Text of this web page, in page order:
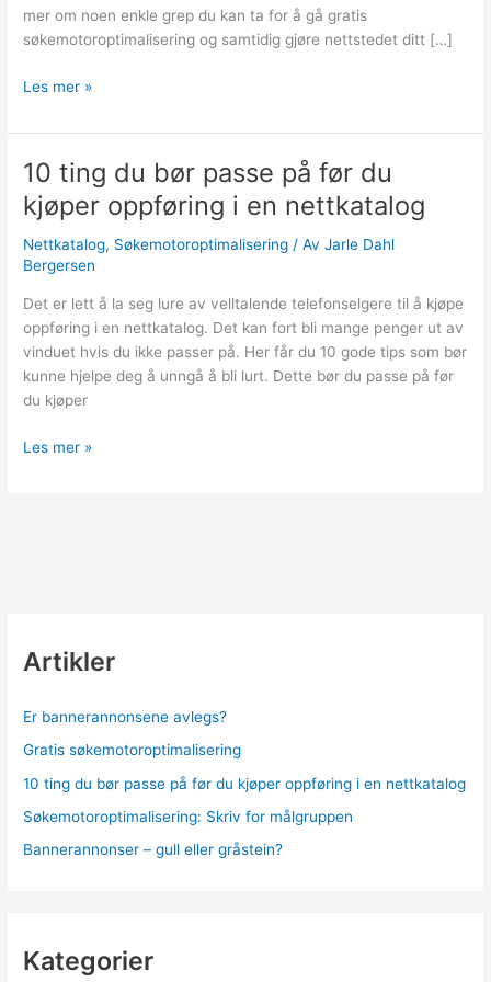
mer om noen enkle grep du kan ta for å gå gratis
søkemotoroptimalisering og samtidig gjøre nettstedet ditt […]
Gratis
Les mer »
10 ting du bør passe på før du
kjøper oppføring i en nettkatalog
Nettkatalog, Søkemotoroptimalisering / Av Jarle Dahl
Bergersen
Det er lett å la seg lure av velltalende telefonselgere til å kjøpe
oppføring i en nettkatalog. Det kan fort bli mange penger ut av
vinduet hvis du ikke passer på. Her får du 10 gode tips som bør
kunne hjelpe deg å unngå å bli lurt. Dette bør du passe på før
du kjøper
10
oppføring
en
Les mer »
Artikler
Er bannerannonsene avlegs?
Gratis søkemotoroptimalisering
10 ting du bør passe på før du kjøper oppføring i en nettkatalog
Søkemotoroptimalisering: Skriv for målgruppen
Bannerannonser – gull eller gråstein?
Kategorier